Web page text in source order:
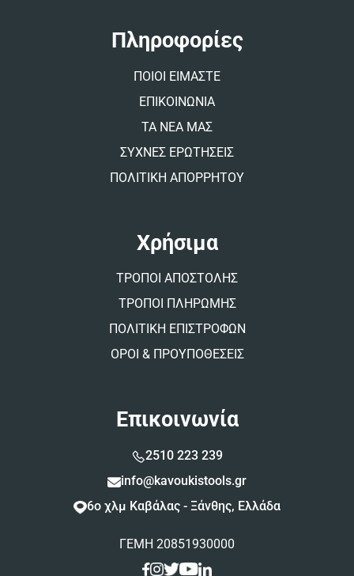
Πληροφορίες
ΠΟΙΟΙ ΕΙΜΑΣΤΕ
ΕΠΙΚΟΙΝΩΝΙΑ
ΤΑ ΝΕΑ ΜΑΣ
ΣΥΧΝΕΣ ΕΡΩΤΗΣΕΙΣ
ΠΟΛΙΤΙΚΗ ΑΠΟΡΡΗΤΟΥ
Χρήσιμα
ΤΡΟΠΟΙ ΑΠΟΣΤΟΛΗΣ
ΤΡΟΠΟΙ ΠΛΗΡΩΜΗΣ
ΠΟΛΙΤΙΚΗ ΕΠΙΣΤΡΟΦΩΝ
ΟΡΟΙ & ΠΡΟΥΠΟΘΕΣΕΙΣ
Επικοινωνία
2510 223 239
info@kavoukistools.gr
6ο χλμ Καβάλας - Ξάνθης, Ελλάδα
ΓΕΜΗ 20851930000